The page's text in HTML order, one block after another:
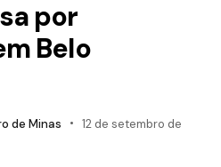
por
Belo
de Minas
12 de setembro de